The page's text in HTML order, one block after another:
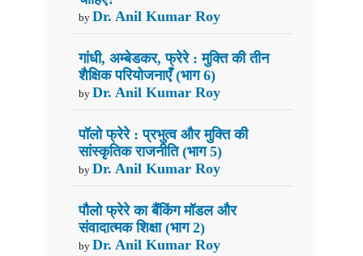
by Dr. Anil Kumar Roy
गांधी, अम्बेडकर, फ्रेरे : मुक्ति की तीन
शैक्षिक परियोजनाएँ (भाग 6)
by Dr. Anil Kumar Roy
पॉलो फ्रेरे : प्रभुत्व और मुक्ति की
सांस्कृतिक राजनीति (भाग 5)
by Dr. Anil Kumar Roy
पौलो फ्रेरे का बैंकिंग मॉडल और
संवादात्मक शिक्षा (भाग 2)
by Dr. Anil Kumar Roy